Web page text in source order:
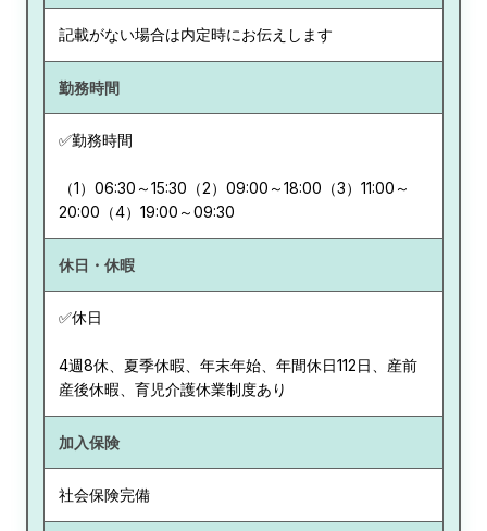
記載がない場合は内定時にお伝えします
勤務時間
✅勤務時間
（1）06:30～15:30（2）09:00～18:00（3）11:00～
20:00（4）19:00～09:30
休日・休暇
✅休日
4週8休、夏季休暇、年末年始、年間休日112日、産前
産後休暇、育児介護休業制度あり
加入保険
社会保険完備